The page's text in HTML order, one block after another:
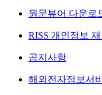
원문뷰어 다운로
RISS 개인정보 재
공지사항
해외전자정보서